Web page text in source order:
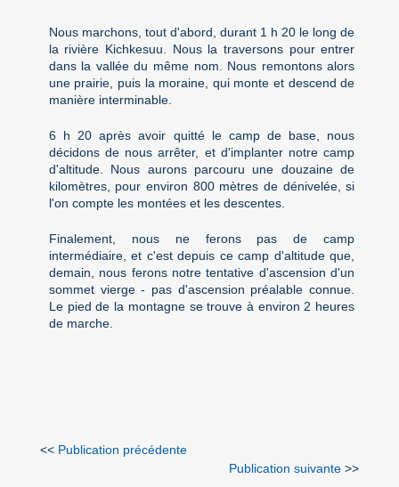
Nous marchons, tout d'abord, durant 1 h 20 le long de
la rivière Kichkesuu. Nous la traversons pour entrer
dans la vallée du même nom. Nous remontons alors
une prairie, puis la moraine, qui monte et descend de
manière interminable.
6 h 20 après avoir quitté le camp de base, nous
décidons de nous arrêter, et d'implanter notre camp
d'altitude. Nous aurons parcouru une douzaine de
kilomètres, pour environ 800 mètres de dénivelée, si
l'on compte les montées et les descentes.
Finalement, nous ne ferons pas de camp
intermédiaire, et c'est depuis ce camp d'altitude que,
demain, nous ferons notre tentative d'ascension d'un
sommet vierge - pas d'ascension préalable connue.
Le pied de la montagne se trouve à environ 2 heures
de marche.
<< Publication précédente
Publication suivante >>